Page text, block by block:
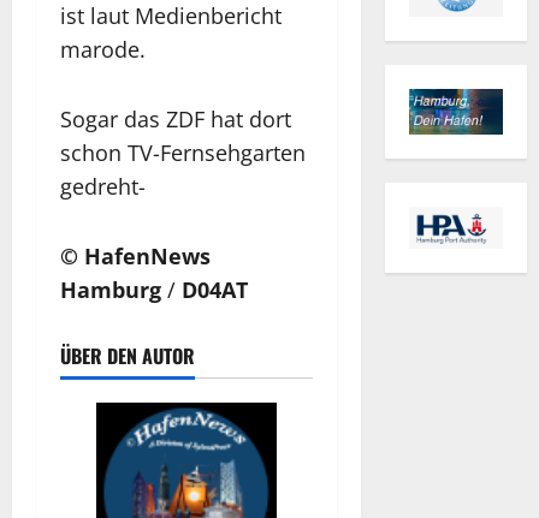
ist laut Medienbericht
marode.
Sogar das ZDF hat dort
schon TV-Fernsehgarten
gedreht-
© HafenNews
Hamburg / D04AT
ÜBER DEN AUTOR